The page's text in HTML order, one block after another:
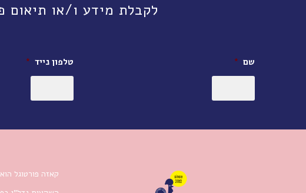
לקבלת מידע ו/או תיאום פגישה, חייגו אלינו
שם * טלפון נייד *
קאזה פורטוגל